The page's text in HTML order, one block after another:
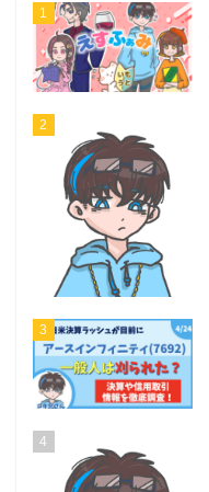
1
2
3
4